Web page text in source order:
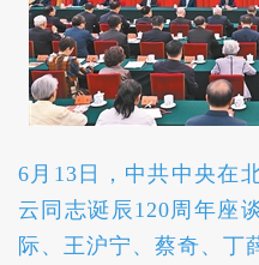
6月13日，中共中央在
云同志诞辰120周年座
际、王沪宁、蔡奇、丁